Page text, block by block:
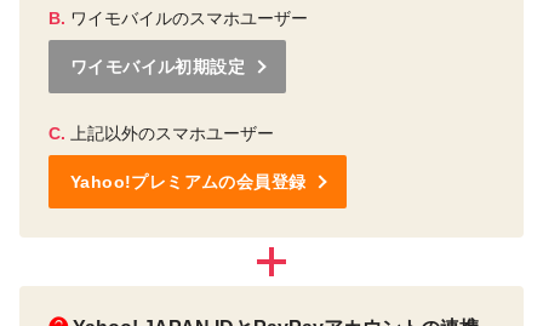
B. ワイモバイルのスマホユーザー
ワイモバイル初期設定
C. 上記以外のスマホユーザー
Yahoo!プレミアムの会員登録